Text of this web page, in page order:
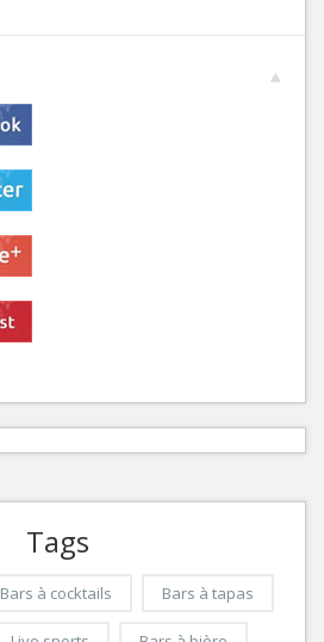
Tags
Bars à cocktails Bars à tapas